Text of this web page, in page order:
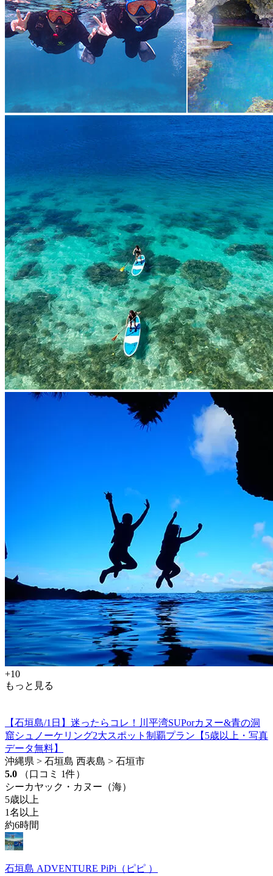
+10
もっと見る
【石垣島/1日】迷ったらコレ！川平湾SUPorカヌー&青の洞
窟シュノーケリング2大スポット制覇プラン【5歳以上・写真
データ無料】
沖縄県 > 石垣島 西表島 > 石垣市
5.0
（口コミ 1件）
シーカヤック・カヌー（海）
5歳以上
1名以上
約6時間
石垣島 ADVENTURE PiPi（ピピ ）